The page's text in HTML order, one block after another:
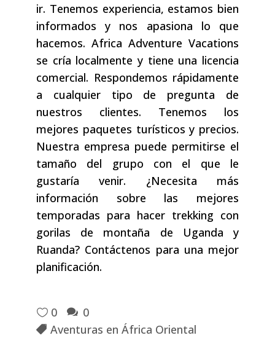
ir. Tenemos experiencia, estamos bien
informados y nos apasiona lo que
hacemos. Africa Adventure Vacations
se cría localmente y tiene una licencia
comercial. Respondemos rápidamente
a cualquier tipo de pregunta de
nuestros clientes. Tenemos los
mejores paquetes turísticos y precios.
Nuestra empresa puede permitirse el
tamaño del grupo con el que le
gustaría venir. ¿Necesita más
información sobre las mejores
temporadas para hacer trekking con
gorilas de montaña de Uganda y
Ruanda? Contáctenos para una mejor
planificación.
0
0
Aventuras en África Oriental